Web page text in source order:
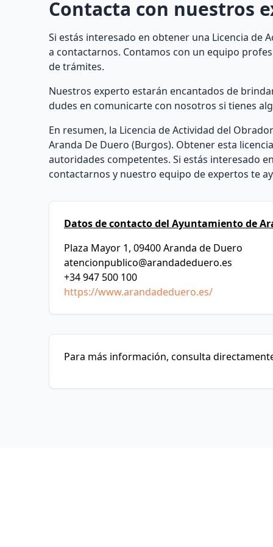
Contacta con nuestros
Si estás interesado en obtener una Licencia de
a contactarnos. Contamos con un equipo
de trámites.
Nuestros experto estarán encantados de
dudes en comunicarte con nosotros si tienes
En resumen, la Licencia de Actividad del
Aranda De Duero (Burgos). Obtener esta
autoridades competentes. Si estás interesado
contactarnos y nuestro equipo de expertos te
Datos de contacto del Ayuntamiento de
Plaza Mayor 1, 09400 Aranda de Duero
atencionpublico@arandadeduero.es
+34 947 500 100
https://www.arandadeduero.es/
Para más información, consulta